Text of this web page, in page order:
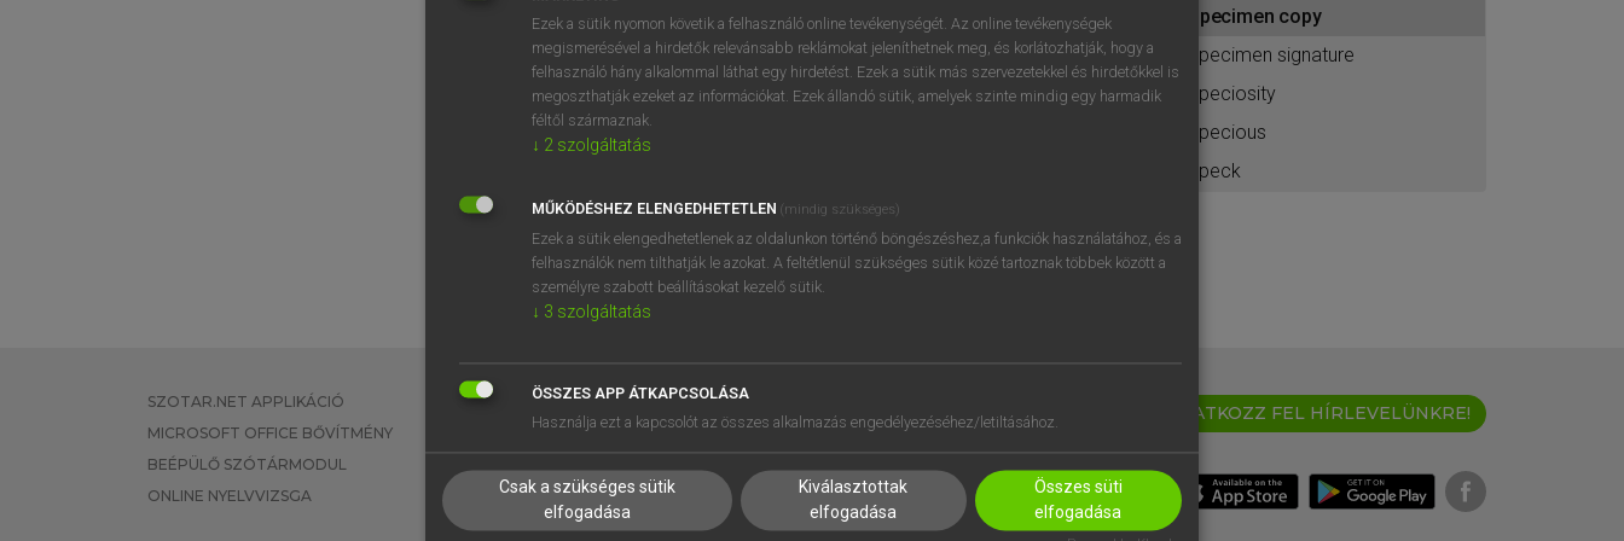
BELÉPÉS
próbaverziójának elindításához
regisztrálok ésbelépek.
REGISZTRÁCIÓ
specimen copy
specimen signature
speciosity
specious
speck
SZOTAR.NET APPLIKÁCIÓ
MICROSOFT OFFICE BŐVÍTMÉNY
BEÉPÜLŐ SZÓTÁRMODUL
ONLINE NYELVVIZSGA
EGYÉNI FELHASZNÁLÓKNAK
TANULÓKNAK
VÁLLALATI MEGOLDÁSOK
SÚGÓ
RÓLUNK
SÜTI BEÁLLÍTÁSOK
IRATKOZZ FEL HÍRLEVELÜNKRE!
Ezek a sütik nyomon követik a felhasználó online tevékenységét. Az online tevékenységek
megismerésével a hirdetők relevánsabb reklámokat jeleníthetnek meg, és korlátozhatják, hogy a
felhasználó hány alkalommal láthat egy hirdetést. Ezek a sütik más szervezetekkel és hirdetőkkel is
megoszthatják ezeket az információkat. Ezek állandó sütik, amelyek szinte mindig egy harmadik
féltől származnak.
↓ 2 szolgáltatás
MŰKÖDÉSHEZ ELENGEDHETETLEN (mindig szükséges)
Ezek a sütik elengedhetetlenek az oldalunkon történő böngészéshez,a funkciók használatához, és a
felhasználók nem tilthatják le azokat. A feltétlenül szükséges sütik közé tartoznak többek között a
személyre szabott beállításokat kezelő sütik.
↓ 3 szolgáltatás
ÖSSZES APP ÁTKAPCSOLÁSA
Használja ezt a kapcsolót az összes alkalmazás engedélyezéséhez/letiltásához.
Csak a szükséges sütik
elfogadása
Kiválasztottak
elfogadása
Összes süti
elfogadása